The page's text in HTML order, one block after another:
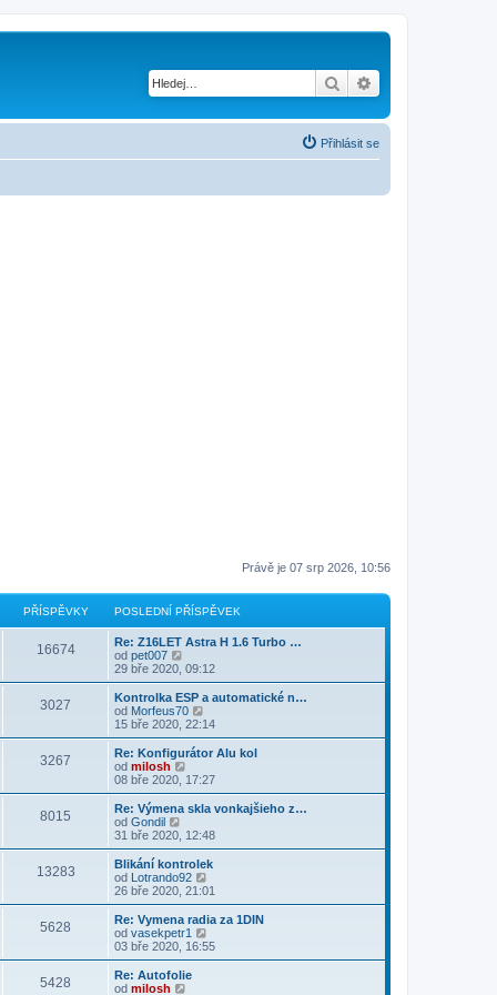
Hledat
Přihlásit se
Právě je 07 srp 2026, 10:56
PŘÍSPĚVKY POSLEDNÍ PŘÍSPĚVEK
16674
Re: Z16LET Astra H 1.6 Turbo …
od pet007
o
b
r
a
z
p
o
s
e
n
í
p
ř
í
s
p
ě
v
e
k
29 bře 2020, 09:12
3027
Kontrolka ESP a automatické n…
od Morfeus70
o
b
r
z
p
o
s
e
d
n
í
p
ř
í
s
15 bře 2020, 22:14
3267
Re: Konfigurátor Alu kol
od milosh
o
b
r
z
p
o
s
e
d
n
í
p
08 bře 2020, 17:27
8015
Re: Výmena skla vonkajšieho z…
od Gondil
o
b
r
a
z
p
o
s
e
31 bře 2020, 12:48
13283
Blikání kontrolek
od Lotrando92
o
b
r
z
26 bře 2020, 21:01
5628
Re: Vymena radia za 1DIN
od vasekpetr1
o
b
03 bře 2020, 16:55
5428
Re: Autofolie
od milosh